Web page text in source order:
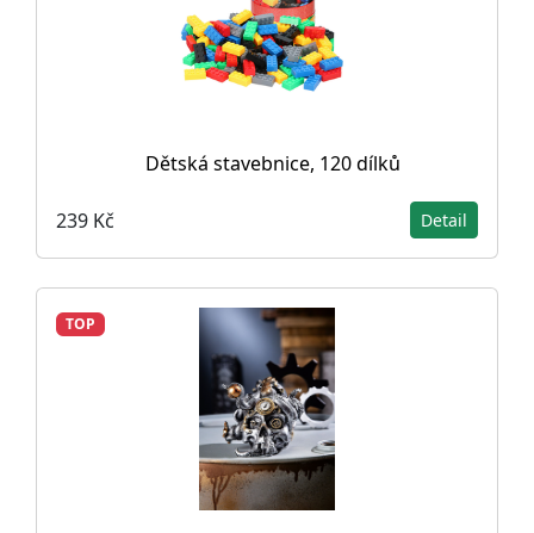
Dětská stavebnice, 120 dílků
239 Kč Detail
TOP